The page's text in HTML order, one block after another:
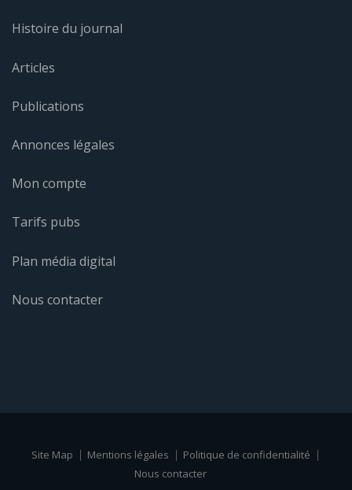
Histoire du journal
Articles
Publications
Annonces légales
Mon compte
Tarifs pubs
Plan média digital
Nous contacter
Site Map Mentions légales
Politique de confidentialité
Nous contacter